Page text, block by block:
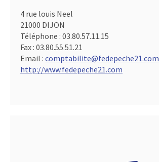
4 rue louis Neel
21000 DIJON
Téléphone : 03.80.57.11.15
Fax : 03.80.55.51.21
Email : comptabilite@fedepeche21.com
http://www.fedepeche21.com